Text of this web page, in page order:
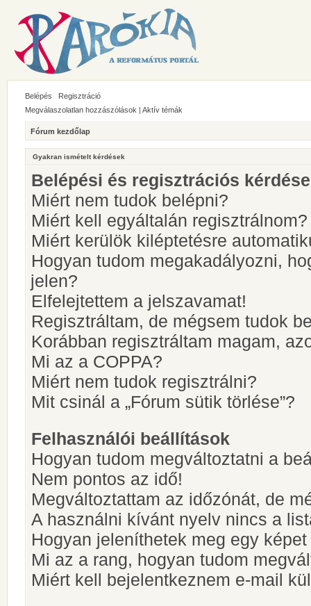
Belépés
Regisztráció
Megválaszolatlan hozzászólások | Aktív témák
Fórum kezdőlap
Gyakran ismételt kérdések
Belépési és regisztrációs
Miért nem tudok belépni?
Miért kell egyáltalán regisztrálnom?
Miért kerülök kiléptetésre
Hogyan tudom megakadályozni,
jelen?
Elfelejtettem a jelszavamat!
Regisztráltam, de mégsem tudok
Korábban regisztráltam magam,
Mi az a COPPA?
Miért nem tudok regisztrálni?
Mit csinál a „Fórum sütik törlése”?
Felhasználói beállítások
Hogyan tudom megváltoztatni a
Nem pontos az idő!
Megváltoztattam az időzónát, de
A használni kívánt nyelv nincs a
Hogyan jeleníthetek meg egy
Mi az a rang, hogyan tudom
Miért kell bejelentkeznem e-mail